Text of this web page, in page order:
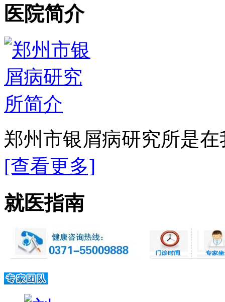
医院简介
郑州市银屑病研究所是
[查看更多]
就医指南